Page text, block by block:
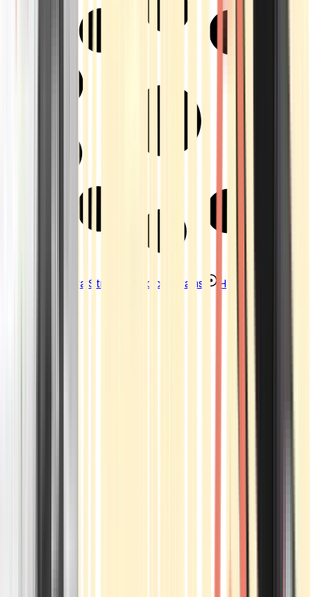
Sativa Strains Indica Strains Hybrid Strains